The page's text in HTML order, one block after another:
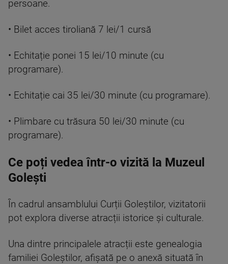
persoane.
• Bilet acces tiroliană 7 lei/1 cursă
• Echitație ponei 15 lei/10 minute (cu
programare).
• Echitație cai 35 lei/30 minute (cu programare).
• Plimbare cu trăsura 50 lei/30 minute (cu
programare).
Ce poți vedea într-o vizită la Muzeul
Golești
În cadrul ansamblului Curții Goleștilor, vizitatorii
pot explora diverse atracții istorice și culturale.
Una dintre principalele atracții este genealogia
familiei Goleștilor, afișată pe o anexă situată în